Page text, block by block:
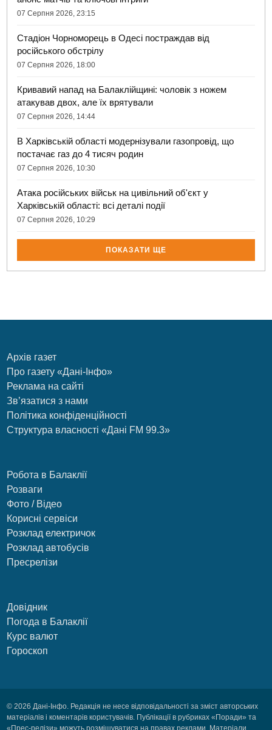
07 Серпня 2026, 23:15
Стадіон Чорноморець в Одесі постраждав від
російського обстрілу
07 Серпня 2026, 18:00
Кривавий напад на Балаклійщині: чоловік з ножем
атакував двох, але їх врятували
07 Серпня 2026, 14:44
В Харківській області модернізували газопровід, що
постачає газ до 4 тисяч родин
07 Серпня 2026, 10:30
Атака російських військ на цивільний об'єкт у
Харківській області: всі деталі події
07 Серпня 2026, 10:29
ПОКАЗАТИ ЩЕ
Архів газет
Про газету «Дані-Інфо»
Реклама на сайті
Зв’язатися з нами
Політика конфіденційності
Структура власності «Дані FM 99.3»
Робота в Балаклії
Розваги
Фото / Відео
Корисні сервіси
Розклад електричок
Розклад автобусів
Пресрелізи
Довідник
Погода в Балаклії
Курс валют
Гороскоп
© 2026 Дані-Інфо. Редакція не несе відповідальності за зміст авторських
матеріалів і коментарів користувачів. Публікації в рубриках «Поради» та